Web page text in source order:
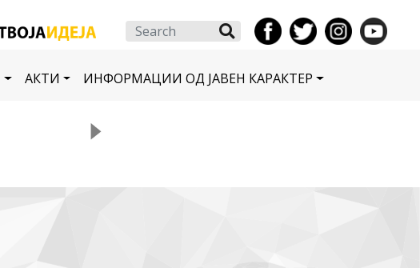
Search
АКТИ ИНФОРМАЦИИ ОД ЈАВЕН КАРАКТЕР